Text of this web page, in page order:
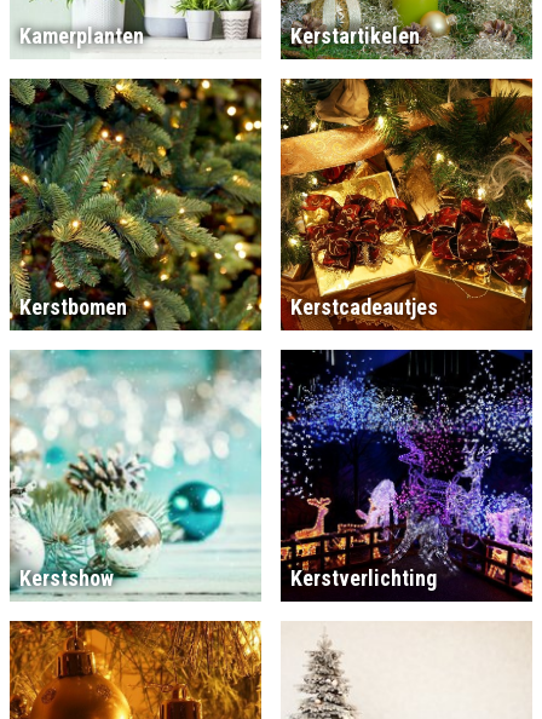
Kamerplanten Kerstartikelen
Kerstbomen Kerstcadeautjes
Kerstshow Kerstverlichting